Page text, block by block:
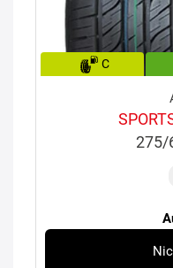
C
275/